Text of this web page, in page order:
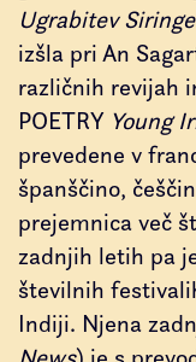
Ugrabitev Siringe
izšla pri An
različnih revijah
POETRY Young
prevedene v
španščino,
prejemnica več
zadnjih letih pa
številnih
Indiji. Njena